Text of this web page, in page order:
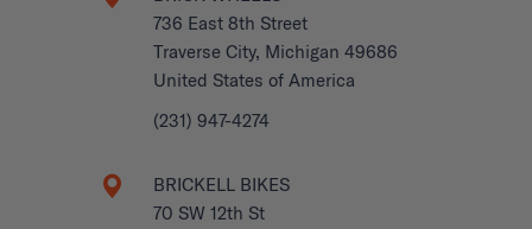
736 East 8th Street
Traverse City, Michigan 49686
United States of America
(231) 947-4274
BRICKELL BIKES
70 SW 12th St